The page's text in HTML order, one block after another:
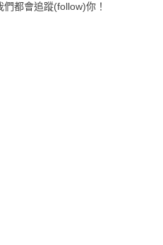
都會追蹤(follow)你！